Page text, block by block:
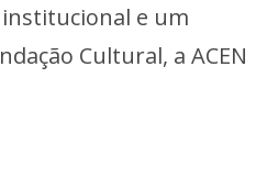
e um
Cultural, a ACEN